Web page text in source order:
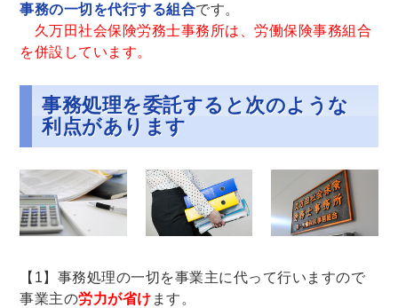
事務の一切を代行する組合です。
久万田社会保険労務士事務所は、労働保険事務組合
を併設しています。
事務処理を委託すると次のような
利点があります
【1】事務処理の一切を事業主に代って行いますので
事業主の労力が省け ます。